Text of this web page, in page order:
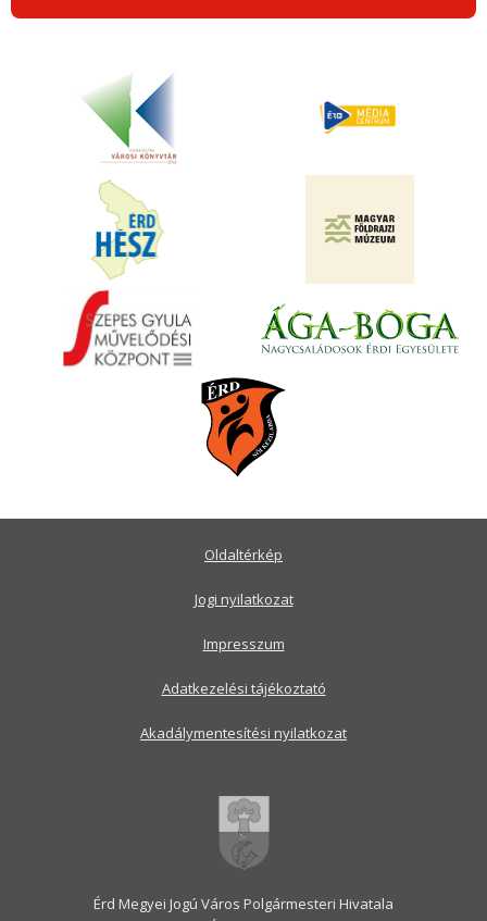
Érd Megyei Jogú Város Polgármesteri Hivatala
Oldaltérkép
Jogi nyilatkozat
Impresszum
Adatkezelési tájékoztató
Akadálymentesítési nyilatkozat